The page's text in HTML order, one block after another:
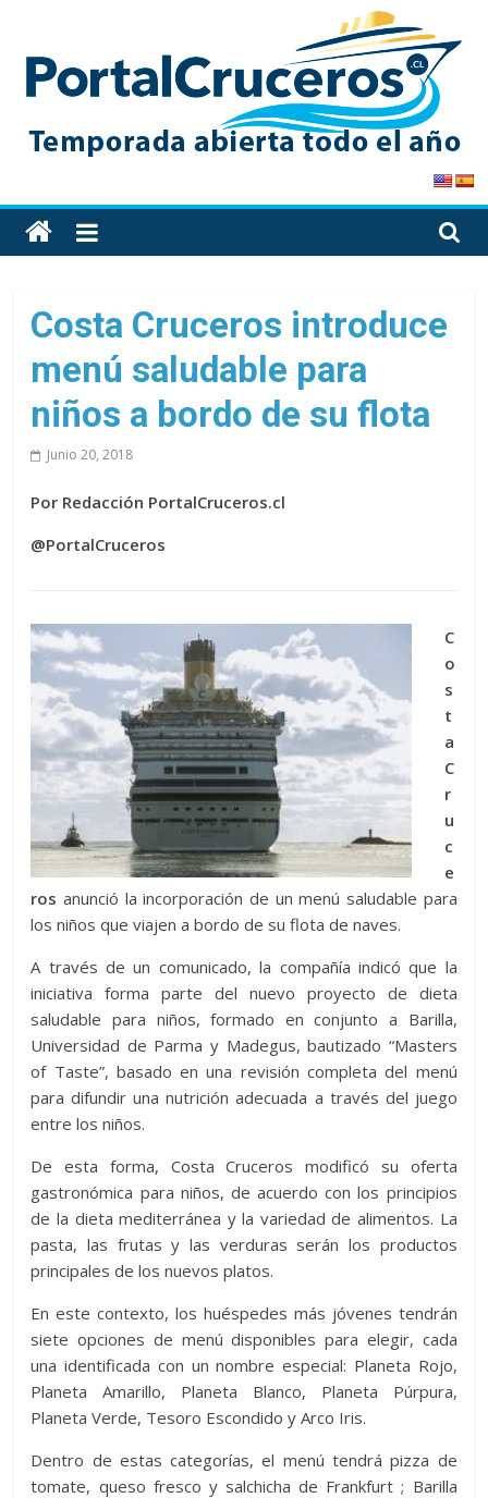
content
PortalCruceros
Toda
la
de
cruceros
en
un
solo
Costa Cruceros introduce
menú saludable para
niños a bordo de su flota
Junio 20, 2018
Por Redacción PortalCruceros.cl
@PortalCruceros
C
o
s
t
a
C
r
u
c
e
ros anunció la incorporación de un menú saludable para
los niños que viajen a bordo de su flota de naves.
A través de un comunicado, la compañía indicó que la
iniciativa forma parte del nuevo proyecto de dieta
saludable para niños, formado en conjunto a Barilla,
Universidad de Parma y Madegus, bautizado “Masters
of Taste”, basado en una revisión completa del menú
para difundir una nutrición adecuada a través del juego
entre los niños.
De esta forma, Costa Cruceros modificó su oferta
gastronómica para niños, de acuerdo con los principios
de la dieta mediterránea y la variedad de alimentos. La
pasta, las frutas y las verduras serán los productos
principales de los nuevos platos.
En este contexto, los huéspedes más jóvenes tendrán
siete opciones de menú disponibles para elegir, cada
una identificada con un nombre especial: Planeta Rojo,
Planeta Amarillo, Planeta Blanco, Planeta Púrpura,
Planeta Verde, Tesoro Escondido y Arco Iris.
Dentro de estas categorías, el menú tendrá pizza de
tomate, queso fresco y salchicha de Frankfurt ; Barilla